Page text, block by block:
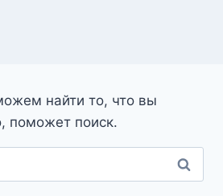
найти то, что вы
поможет поиск.